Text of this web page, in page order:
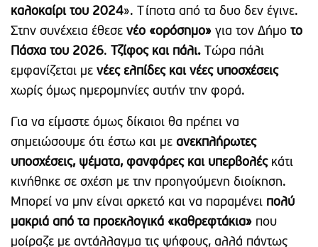
καλοκαίρι του 2024». Τίποτα από τα δυο δεν έγινε.
Στην συνέχεια έθεσενέο «ορόσημο»για τον Δήμοτο
Πάσχα του 2026.Τζίφος και πάλι.Τώρα πάλι
εμφανίζεται μενέες ελπίδες και νέες υποσχέσεις
χωρίς όμως ημερομηνίες αυτήν την φορά.
Για να είμαστε όμως δίκαιοι θα πρέπει να
σημειώσουμε ότι έστω και με ανεκπλήρωτες
υποσχέσεις, ψέματα, φανφάρες και υπερβολέςκάτι
κινήθηκε σε σχέση με την προηγούμενη διοίκηση.
Μπορεί να μην είναι αρκετό και να παραμένει πολύ
μακριά από τα προεκλογικά «καθρεφτάκια» που
μοίραζε με αντάλλαγμα τις ψήφους, αλλά πάντως